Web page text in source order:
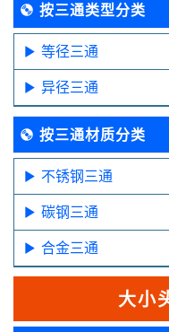
按三通类型分类
等径三通
异径三通
按三通材质分类
不锈钢三通
碳钢三通
合金三通
大小